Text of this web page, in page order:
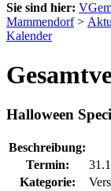
Sie sind hier:
Mammendorf>
Kalender
Halloween
Beschreibung:
Termin:
Kategorie: